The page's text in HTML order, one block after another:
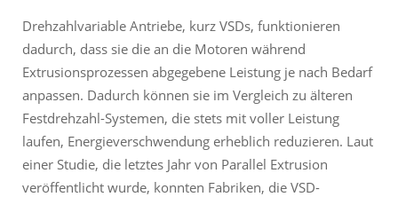
Drehzahlvariable Antriebe, kurz VSDs, funktionieren
dadurch, dass sie die an die Motoren während
Extrusionsprozessen abgegebene Leistung je nach Bedarf
anpassen. Dadurch können sie im Vergleich zu älteren
Festdrehzahl-Systemen, die stets mit voller Leistung
laufen, Energieverschwendung erheblich reduzieren. Laut
einer Studie, die letztes Jahr von Parallel Extrusion
veröffentlicht wurde, konnten Fabriken, die VSD-